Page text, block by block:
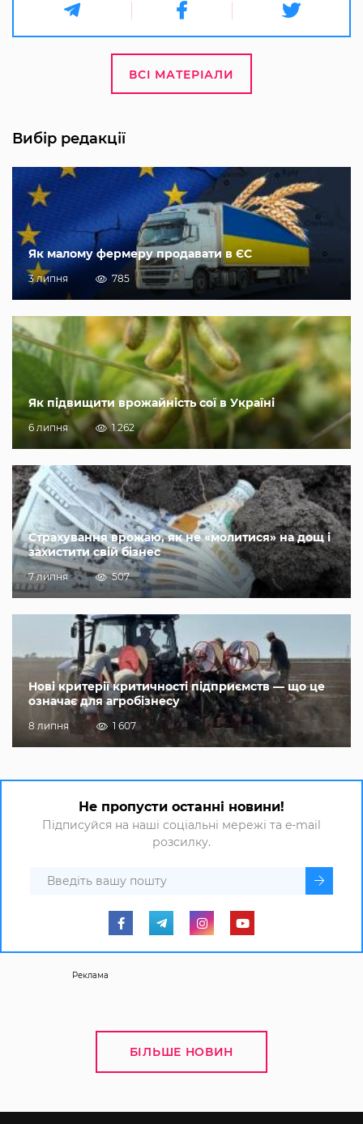
ВСІ МАТЕРІАЛИ
Вибір редакції
Як малому фермеру продавати в ЄС
3 липня 785
Як підвищити врожайність сої в Україні
6 липня 1 262
Страхування врожаю, як не «молитися» на дощ і
захистити свій бізнес
7 липня 507
Нові критерії критичності підприємств — що це
означає для агробізнесу
8 липня 1 607
Не пропусти останні новини!
Підписуйся на наші соціальні мережі та e-mail
розсилку.
Реклама
БІЛЬШЕ НОВИН